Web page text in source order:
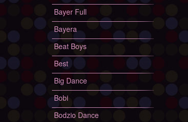
Bayer Full
Bayera
Beat Boys
Best
Big Dance
Bobi
Bodzio Dance